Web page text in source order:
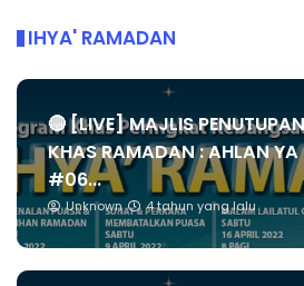
IHYA' RAMADAN
🔴 [LIVE] MAJLIS
KHAS RAMADAN : AHLAN
#06...
Unknown 4 tahun yang lalu